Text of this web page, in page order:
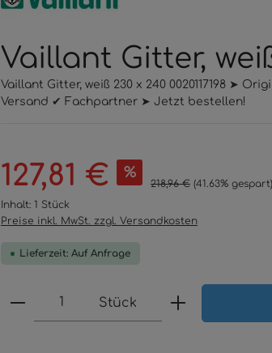
Vaillant Gitter,
Vaillant Gitter, weiß 230 x 240 0020117198 ➤
Versand ✔ Fachpartner ➤ Jetzt bestellen!
Verkaufspreis:
127,81 € %
Regulärer Preis:
218,96 € (41.63% gespart)
Inhalt: 1 Stück
Preise inkl. MwSt. zzgl. Versandkosten
Lieferzeit: Auf Anfrage
Produkt Anzahl: Gib den
Stück